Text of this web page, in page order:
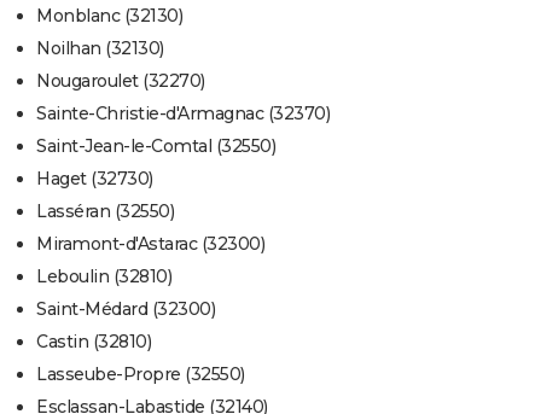
Monblanc (32130)
Noilhan (32130)
Nougaroulet (32270)
Sainte-Christie-d'Armagnac (32370)
Saint-Jean-le-Comtal (32550)
Haget (32730)
Lasséran (32550)
Miramont-d'Astarac (32300)
Leboulin (32810)
Saint-Médard (32300)
Castin (32810)
Lasseube-Propre (32550)
Esclassan-Labastide (32140)